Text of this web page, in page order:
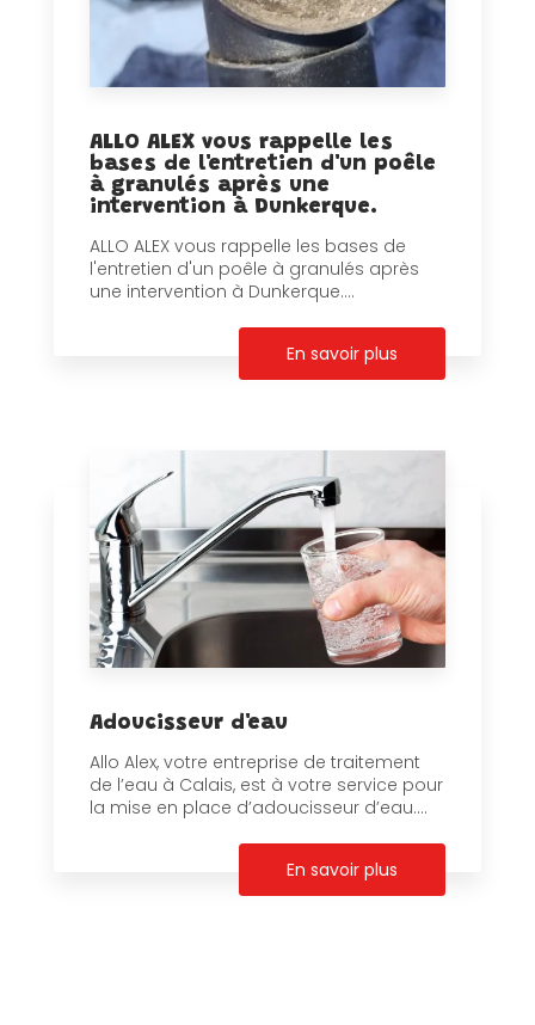
ALLO ALEX vous rappelle les
bases de l'entretien d'un poêle
à granulés après une
intervention à Dunkerque.
ALLO ALEX vous rappelle les bases de
l'entretien d'un poêle à granulés après
une intervention à Dunkerque....
En savoir plus
Adoucisseur d'eau
Allo Alex, votre entreprise de traitement
de l’eau à Calais, est à votre service pour
la mise en place d’adoucisseur d’eau....
En savoir plus